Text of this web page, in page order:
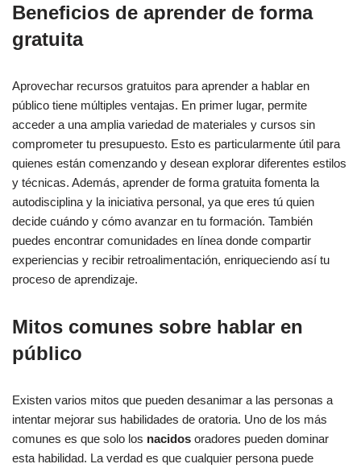
Beneficios de aprender de forma
gratuita
Aprovechar recursos gratuitos para aprender a hablar en
público tiene múltiples ventajas. En primer lugar, permite
acceder a una amplia variedad de materiales y cursos sin
comprometer tu presupuesto. Esto es particularmente útil para
quienes están comenzando y desean explorar diferentes estilos
y técnicas. Además, aprender de forma gratuita fomenta la
autodisciplina y la iniciativa personal, ya que eres tú quien
decide cuándo y cómo avanzar en tu formación. También
puedes encontrar comunidades en línea donde compartir
experiencias y recibir retroalimentación, enriqueciendo así tu
proceso de aprendizaje.
Mitos comunes sobre hablar en
público
Existen varios mitos que pueden desanimar a las personas a
intentar mejorar sus habilidades de oratoria. Uno de los más
comunes es que solo los nacidos oradores pueden dominar
esta habilidad. La verdad es que cualquier persona puede